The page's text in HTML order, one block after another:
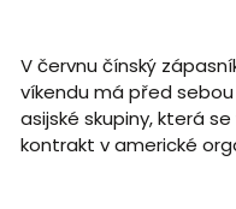
V červnu čínský
víkendu má před
asijské skupiny, která
kontrakt v americké